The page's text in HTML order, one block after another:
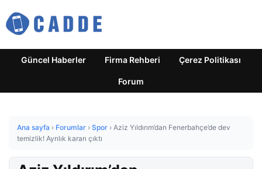
Güncel Haberler Firma Rehberi Çerez Politikası
Forum
Ana sayfa › Forumlar › Spor › Aziz Yıldırım’dan Fenerbahçe’de dev
temizlik! Ayrılık kararı çıktı